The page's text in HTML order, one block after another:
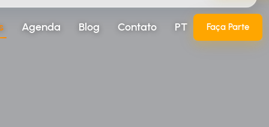
Agenda Blog Contato PT Faça Parte